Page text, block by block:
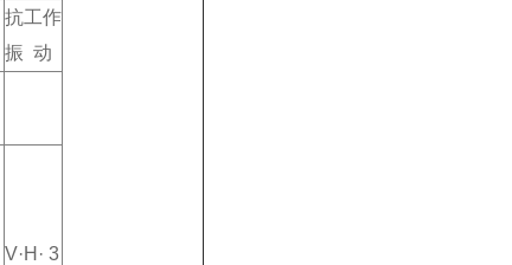
抗工作
振 动
V·H· 3